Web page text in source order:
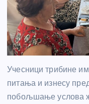
Учесници трибине
питања и изнесу
побољшање услова